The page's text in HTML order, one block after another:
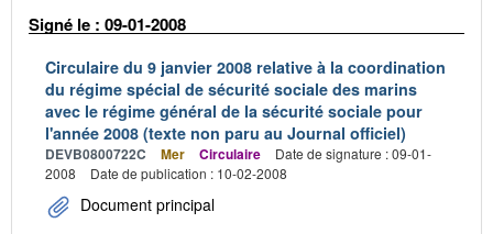
Signé le : 09-01-2008
Circulaire du 9 janvier 2008 relative à la coordination
du régime spécial de sécurité sociale des marins
avec le régime général de la sécurité sociale pour
l'année 2008 (texte non paru au Journal officiel)
DEVB0800722C Mer Circulaire
Date de signature : 09-01-
2008
Date de publication : 10-02-2008
Document principal